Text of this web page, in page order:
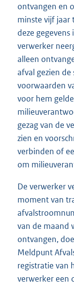
ontvangen en
minste vijf jaar
deze
verwerker
alleen
afval gezien
voorwaarden
voor hem
gezag van de
zien en
verbinden of
om
De verwerker
moment van
van de maand
ontvangen,
Meldpunt
registratie van
verwerker een